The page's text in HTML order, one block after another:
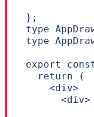
};
type
type
export
  return (
    <div>
      <div>